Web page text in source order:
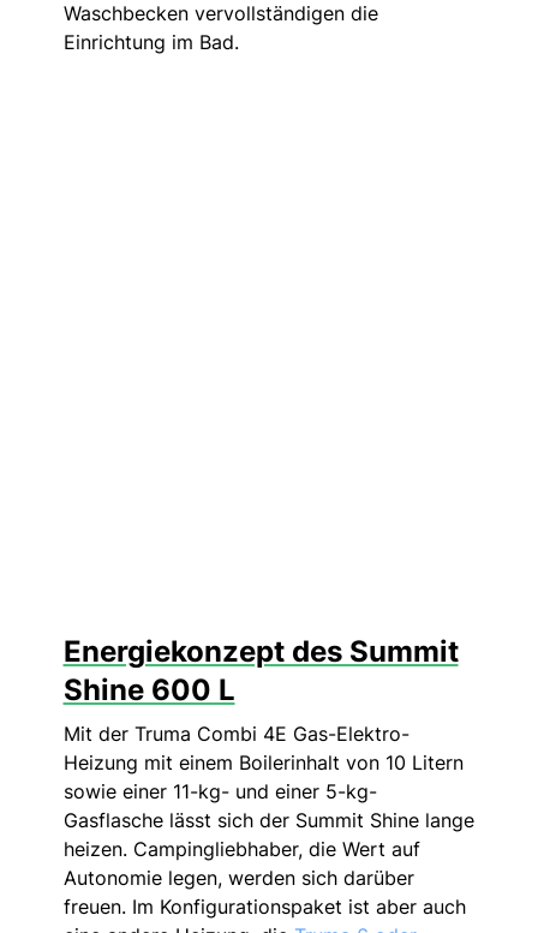
Waschbecken vervollständigen die
Einrichtung im Bad.
Energiekonzept des Summit
Shine 600 L
Mit der Truma Combi 4E Gas-Elektro-
Heizung mit einem Boilerinhalt von 10 Litern
sowie einer 11-kg- und einer 5-kg-
Gasflasche lässt sich der Summit Shine lange
heizen. Campingliebhaber, die Wert auf
Autonomie legen, werden sich darüber
freuen. Im Konfigurationspaket ist aber auch